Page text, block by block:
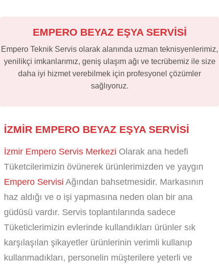
EMPERO BEYAZ EŞYA SERVİSİ
Empero Teknik Servis olarak alanında uzman teknisyenlerimiz,
yenilikçi imkanlarımız, geniş ulaşım ağı ve tecrübemiz ile size
daha iyi hizmet verebilmek için profesyonel çözümler
sağlıyoruz.
İZMIR EMPERO BEYAZ EŞYA SERVISI
İzmir Empero Servis Merkezi Olarak ana hedefi
Tüketcilerimizin övünerek ürünlerimizden ve yaygın
Empero Servisi Ağından bahsetmesidir. Markasının
haz aldığı ve o işi yapmasına neden olan bir ana
güdüsü vardır. Servis toplantılarında sadece
Tüketiclerimizin evlerinde kullandıkları ürünler sık
karşılaşılan şikayetler ürünlerinin verimli kullanıp
kullanmadıkları, personelin müşterilere yeterli ve